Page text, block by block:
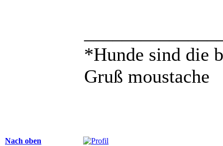
*Hunde sind die
Gruß moustache
Nach oben